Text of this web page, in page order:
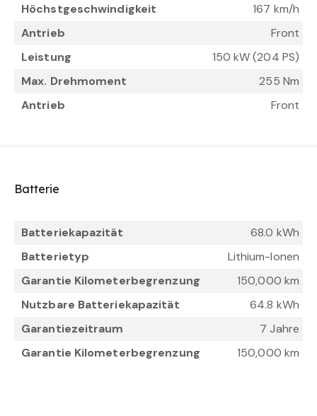
Höchstgeschwindigkeit
167 km/h
Antrieb
Front
Leistung
150 kW (204 PS)
Max. Drehmoment
255 Nm
Antrieb
Front
Batterie
Batteriekapazität
68.0 kWh
Batterietyp
Lithium-Ionen
Garantie Kilometerbegrenzung
150,000 km
Nutzbare Batteriekapazität
64.8 kWh
Garantiezeitraum
7 Jahre
Garantie Kilometerbegrenzung
150,000 km